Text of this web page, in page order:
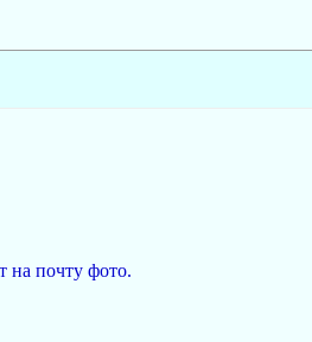
на почту фото.